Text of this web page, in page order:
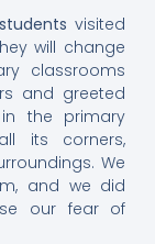
visited
will change
classrooms
and greeted
the primary
its corners,
We
and we did
our fear of